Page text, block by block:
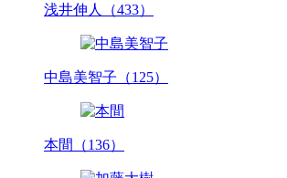
浅井伸人（433）
中島美智子（125）
本間（136）